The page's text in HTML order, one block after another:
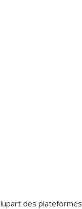
des plateformes